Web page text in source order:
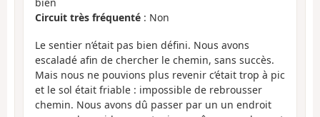
bien
Circuit très fréquenté : Non
Le sentier n’était pas bien défini. Nous avons
escaladé afin de chercher le chemin, sans succès.
Mais nous ne pouvions plus revenir c’était trop à pic
et le sol était friable : impossible de rebrousser
chemin. Nous avons dû passer par un un endroit